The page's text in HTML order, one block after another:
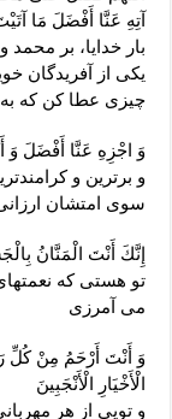
آتِهِ عَنَّا أَفْضَلَ مَا
بار خدايا، بر
يكى از آفريدگان
چيزى عطا كن كه
وَ اجْزِهِ عَنَّا أَفْضَلَ وَ
و برترين و
سوى امتشان
إِنَّكَ أَنْتَ الْمَنَّانُ
تو هستى كه
مى ‏آمرزى‏
وَ أَنْتَ أَرْحَمُ مِنْ كُلِّ
الْأَخْيَارِ الْأَنْجَبِينَ‏
و تويى از هر